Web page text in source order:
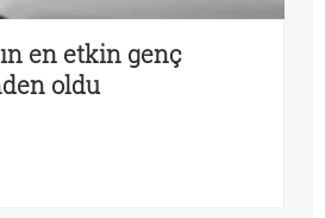
en etkin genç
oldu